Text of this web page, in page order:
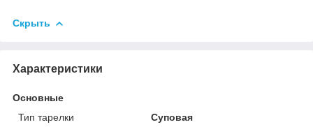
Скрыть
Характеристики
Основные
Тип тарелки
Суповая